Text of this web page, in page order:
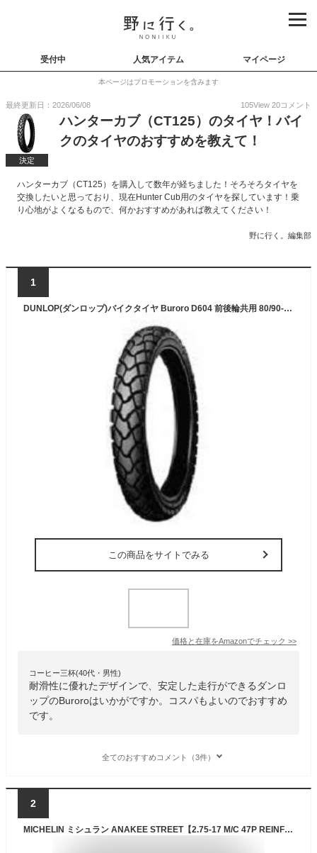
受付中 人気アイテム マイページ
本ページはプロモーションを含みます
最終更新日：2026/06/08 105View 20コメント
決定
ハンターカブ（CT125）のタイヤ！バイ
クのタイヤのおすすめを教えて！
ハンターカブ（CT125）を購入して数年が経ちました！そろそろタイヤを
交換したいと思っており、現在Hunter Cub用のタイヤを探しています！乗
り心地がよくなるもので、何かおすすめがあれば教えてください！
野に行く。編集部
1
DUNLOP(ダンロップ)バイクタイヤ Buroro D604 前後輪共用 80/90-17 M/C 44P チューブレスタイプ(TL) 336861
この商品をサイトでみる
価格と在庫をAmazonでチェック >>
コーヒー三杯(40代・男性)
耐滑性に優れたデザインで、安定した走行ができるダンロ
ップのBuroroはいかがですか。コスパもよいのでおすすめ
です。
全てのおすすめコメント（3件）
2
MICHELIN ミシュラン ANAKEE STREET【2.75-17 M/C 47P REINF TT】アナキー ストリート タイヤ ハンターカブCT110 NS50F CL50 クロスカブ110 HONDA ホンダ オンロードタイヤ・ツーリング/ストリート オンロードタイヤ